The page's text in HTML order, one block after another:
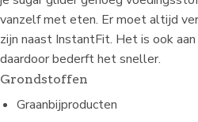
vanzelf met eten. Er moet altijd
zijn naast InstantFit. Het is ook
daardoor bederft het sneller.
Grondstoffen
Graanbijproducten